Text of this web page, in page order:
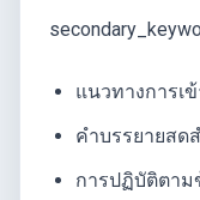
แนวทางการเ
คำบรรยายสด
การปฏิบัติตาม